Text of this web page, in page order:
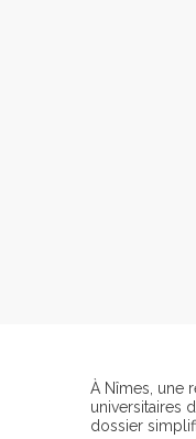
À Nîmes, une
universitaires
dossier